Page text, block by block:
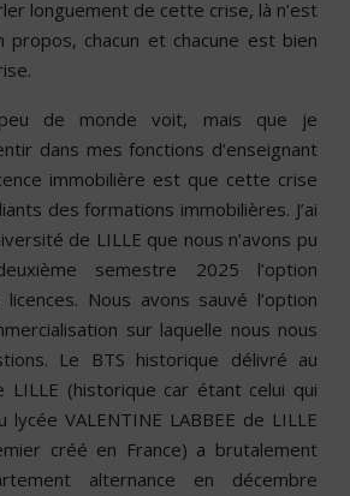
longuement de cette crise, là n’est
chacun et chacune est bien
de monde voit, mais que je
dans mes fonctions d’enseignant
immobilière est que cette crise
des formations immobilières. J’ai
de LILLE que nous n’avons pu
semestre 2025 l’option
Nous avons sauvé l’option
sur laquelle nous nous
Le BTS historique délivré au
LILLE (historique car étant celui qui
lycée VALENTINE LABBEE de LILLE
créé en France) a brutalement
alternance en décembre